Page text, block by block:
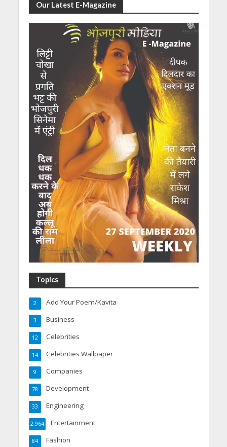
Our Latest E-Magazine
Topics
Add Your Poem/Kavita
2
Business
3
Celebrities
12
Celebrities Wallpaper
14
Companies
9
Development
78
Engineering
33
Entertainment
2,964
Fashion
84